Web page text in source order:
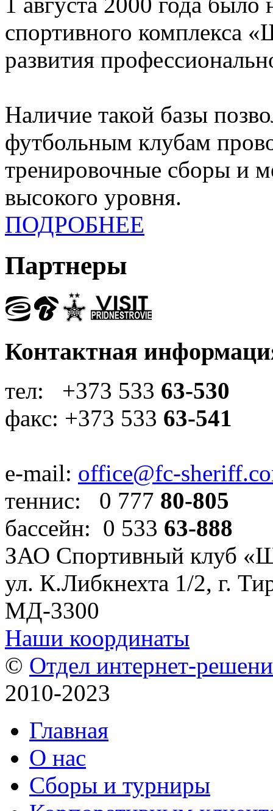
спортивного комплекса
развития
Наличие такой базы
футбольным клубам
тренировочные сборы и
высокого уровня.
ПОДРОБНЕЕ
Партнеры
Контактная
тел: +373 533 63-530
факс: +373 533 63-541
e-mail: office@fc-
теннис: 0 777 80-805
бассейн: 0 533 63-888
ЗАО Спортивный клуб
ул. К.Либкнехта 1/2, г.
МД-3300
Наши координаты
© Отдел интернет-
2010-2023
Главная
О нас
Сборы и турниры